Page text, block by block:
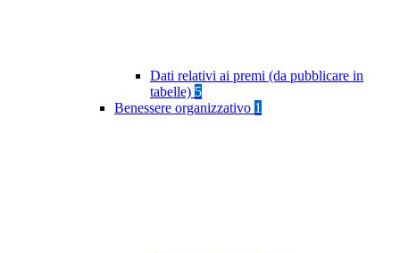
Dati relativi ai premi (da pubblicare in
tabelle) 5
Benessere organizzativo 1